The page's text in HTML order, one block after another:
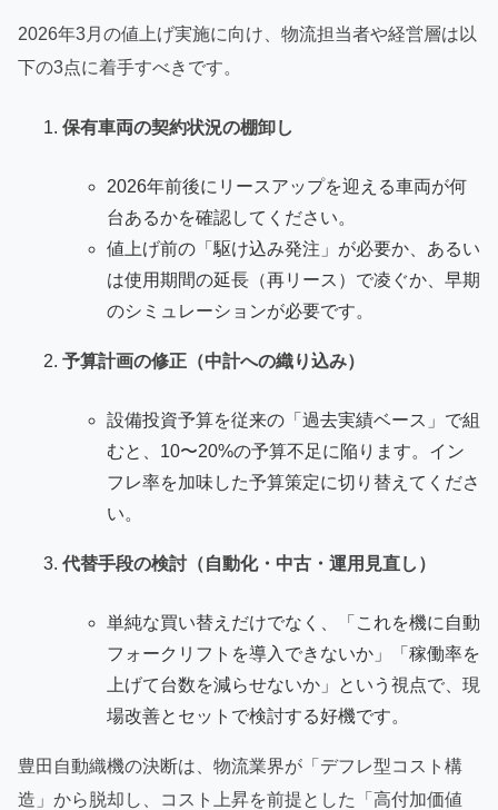
2026年3月の値上げ実施に向け、物流担当者や経営層は以
下の3点に着手すべきです。
保有車両の契約状況の棚卸し
2026年前後にリースアップを迎える車両が何
台あるかを確認してください。
値上げ前の「駆け込み発注」が必要か、あるい
は使用期間の延長（再リース）で凌ぐか、早期
のシミュレーションが必要です。
予算計画の修正（中計への織り込み）
設備投資予算を従来の「過去実績ベース」で組
むと、10〜20%の予算不足に陥ります。イン
フレ率を加味した予算策定に切り替えてくださ
い。
代替手段の検討（自動化・中古・運用見直し）
単純な買い替えだけでなく、「これを機に自動
フォークリフトを導入できないか」「稼働率を
上げて台数を減らせないか」という視点で、現
場改善とセットで検討する好機です。
豊田自動織機の決断は、物流業界が「デフレ型コスト構
造」から脱却し、コスト上昇を前提とした「高付加価値